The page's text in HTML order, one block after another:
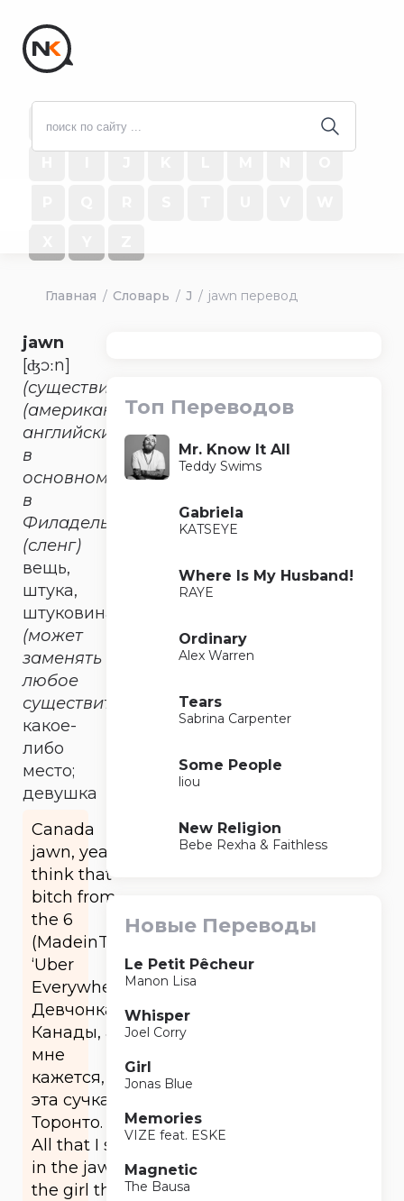
# A B G
Главная Словарь J jawn перевод
jawn
[ʤɔːn]
(существительное)
(американский
английский,
в
основном
в
Филадельфии)
(сленг)
вещь,
штука,
штуковина
(может
заменять
любое
существительное) ;
какое-
либо
место;
девушка
Canada
jawn, yeah I
think that
bitch from
the 6
(MadeinTYO
‘Uber
Everywhere’).
Девчонка из
Канады, ага,
мне
кажется, что
эта сучка из
Торонто.
All that I see
in the jawn is
the girl that
Топ Переводов
Mr. Know It All
Teddy Swims
Gabriela
KATSEYE
Where Is My Husband!
RAYE
Ordinary
Alex Warren
Tears
Sabrina Carpenter
Some People
liou
New Religion
Bebe Rexha & Faithless
Новые Переводы
Le Petit Pêcheur
Manon Lisa
Whisper
Joel Corry
Girl
Jonas Blue
Memories
VIZE feat. ESKE
Magnetic
The Bausa